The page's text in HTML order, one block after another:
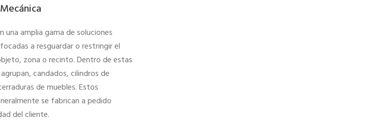
una amplia gama de soluciones
a resguardar o restringir el
zona o recinto. Dentro de estas
candados, cilindros de
de muebles. Estos
se fabrican a pedido
del cliente.